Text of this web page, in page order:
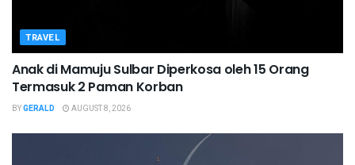
TRAVEL
Anak di Mamuju Sulbar Diperkosa oleh 15 Orang
Termasuk 2 Paman Korban
BYGERALD AUGUST 8, 2026